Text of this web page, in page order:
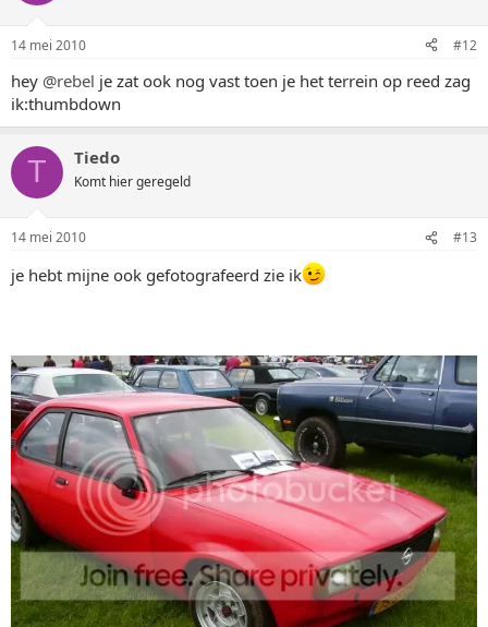
14 mei 2010 #12
hey @rebel je zat ook nog vast toen je het terrein op reed zag
ik:thumbdown
T Tiedo
Komt hier geregeld
14 mei 2010 #13
je hebt mijne ook gefotografeerd zie ik